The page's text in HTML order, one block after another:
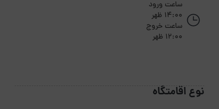
ساعت ورود
14:00 ظهر
ساعت خروج
12:00 ظهر
نوع اقامتگاه